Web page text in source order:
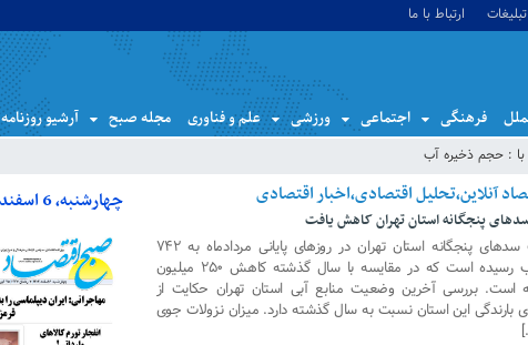
ارتباط با ما
فرهنگی اجتماعی ورزشی علم و فناوری مجله صبح آرشیو روزنامه
: حجم ذخیره آب
پنجگانه استان تهران کاهش یافت
حجم ذخیره آب سدهای پنجگانه استان تهران در روزهای پایانی مردادماه به ۷۴۲
میلیون مترمکعب رسیده است که در مقایسه با سال گذشته کاهش ۲۵۰ میلیون
است. بررسی آخرین وضعیت منابع آبی استان تهران حکایت از
درصدی بارندگی این استان نسبت به سال گذشته دارد. میزان نزولات جوی
چهارشنبه، 6 اسفند 1404